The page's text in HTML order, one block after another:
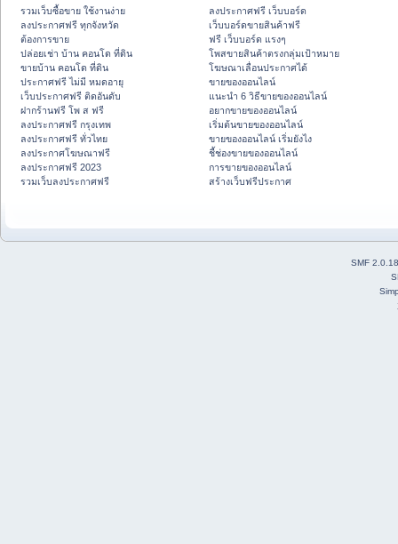
รวมเว็บซื้อขาย ใช้งานง่าย
ลงประกาศฟรี ทุกจังหวัด
ต้องการขาย
ปล่อยเช่า บ้าน คอนโด ที่ดิน
ขายบ้าน คอนโด ที่ดิน
ประกาศฟรี ไม่มี หมดอายุ
เว็บประกาศฟรี ติดอันดับ
ฝากร้านฟรี โพ ส ฟรี
ลงประกาศฟรี กรุงเทพ
ลงประกาศฟรี ทั่วไทย
ลงประกาศโฆษณาฟรี
ลงประกาศฟรี 2023
รวมเว็บลงประกาศฟรี
ลงประกาศฟรี เว็บบอร์ด
เว็บบอร์ดขายสินค้าฟรี
ฟรี เว็บบอร์ด แรงๆ
โพสขายสินค้าตรงกลุ่มเป้าหมาย
โฆษณาเลื่อนประกาศได้
ขายของออนไลน์
แนะนำ 6 วิธีขายของออนไลน์
อยากขายของออนไลน์
เริ่มต้นขายของออนไลน์
ขายของออนไลน์ เริ่มยังไง
ชี้ช่องขายของออนไลน์
การขายของออนไลน์
สร้างเว็บฟรีประกาศ
SMF 2.0.18